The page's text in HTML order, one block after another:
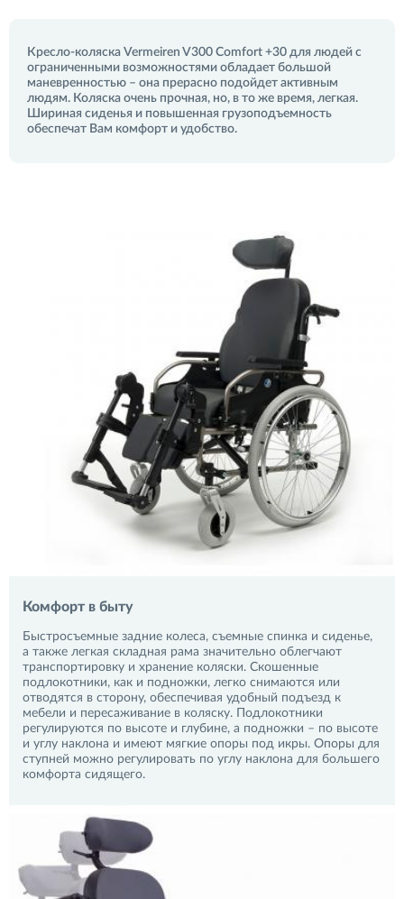
Кресло-коляска Vermeiren V300 Comfort +30 для людей с
ограниченными возможностями обладает большой
маневренностью – она прерасно подойдет активным
людям. Коляска очень прочная, но, в то же время, легкая.
Шириная сиденья и повышенная грузоподъемность
обеспечат Вам комфорт и удобство.
Комфорт в быту
Быстросъемные задние колеса, съемные спинка и сиденье,
а также легкая складная рама значительно облегчают
транспортировку и хранение коляски. Скошенные
подлокотники, как и подножки, легко снимаются или
отводятся в сторону, обеспечивая удобный подъезд к
мебели и пересаживание в коляску. Подлокотники
регулируются по высоте и глубине, а подножки – по высоте
и углу наклона и имеют мягкие опоры под икры. Опоры для
ступней можно регулировать по углу наклона для большего
комфорта сидящего.